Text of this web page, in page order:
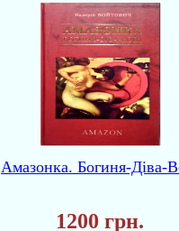
Амазонка. Богиня-Діва-
1200 грн.